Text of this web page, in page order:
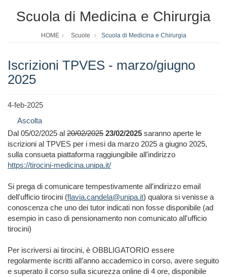
Scuola di Medicina e Chirurgia
HOME Scuole Scuola di Medicina e Chirurgia
Iscrizioni TPVES - marzo/giugno
2025
4-feb-2025
Ascolta
Dal 05/02/2025 al 20/02/2025 23/02/2025 saranno aperte le
iscrizioni al TPVES per i mesi da marzo 2025 a giugno 2025,
sulla consueta piattaforma raggiungibile all'indirizzo
https://tirocini-medicina.unipa.it/
Si prega di comunicare tempestivamente all'indirizzo email
dell'ufficio tirocini (flavia.candela@unipa.it) qualora si venisse a
conoscenza che uno dei tutor indicati non fosse disponibile (ad
esempio in caso di pensionamento non comunicato all'ufficio
tirocini)
Per iscriversi ai tirocini, è OBBLIGATORIO essere
regolarmente iscritti all’anno accademico in corso, avere seguito
e superato il corso sulla sicurezza online di 4 ore, disponibile